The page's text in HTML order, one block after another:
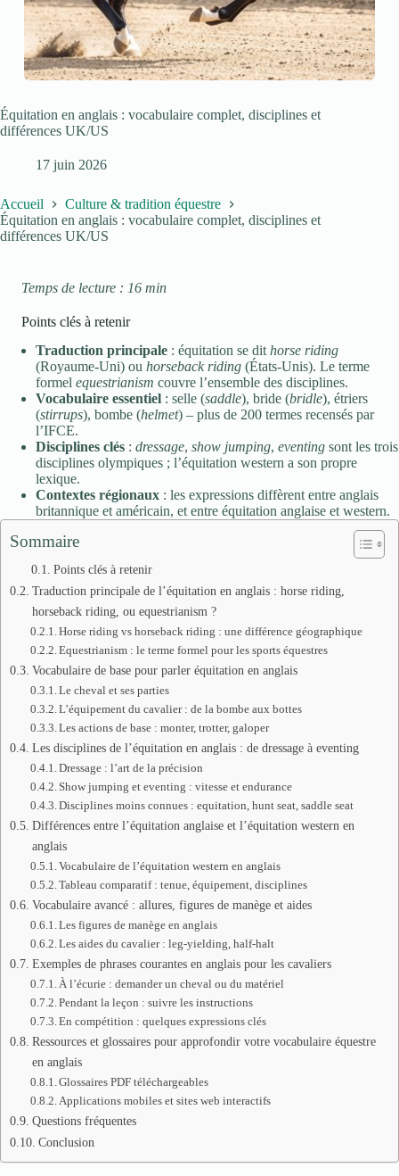
Équitation en anglais : vocabulaire complet, disciplines et
différences UK/US
17 juin 2026
Accueil
Culture & tradition équestre
Équitation en anglais : vocabulaire complet, disciplines et
différences UK/US
Temps de lecture : 16 min
Points clés à retenir
Traduction principale : équitation se dit horse riding
(Royaume-Uni) ou horseback riding (États-Unis). Le terme
formel equestrianism couvre l’ensemble des disciplines.
Vocabulaire essentiel : selle (saddle), bride (bridle), étriers
(stirrups), bombe (helmet) – plus de 200 termes recensés par
l’IFCE.
Disciplines clés : dressage, show jumping, eventing sont les trois
disciplines olympiques ; l’équitation western a son propre
lexique.
Contextes régionaux : les expressions diffèrent entre anglais
britannique et américain, et entre équitation anglaise et western.
Sommaire
Points clés à retenir
Traduction principale de l’équitation en anglais : horse riding,
horseback riding, ou equestrianism ?
Horse riding vs horseback riding : une différence géographique
Equestrianism : le terme formel pour les sports équestres
Vocabulaire de base pour parler équitation en anglais
Le cheval et ses parties
L’équipement du cavalier : de la bombe aux bottes
Les actions de base : monter, trotter, galoper
Les disciplines de l’équitation en anglais : de dressage à eventing
Dressage : l’art de la précision
Show jumping et eventing : vitesse et endurance
Disciplines moins connues : equitation, hunt seat, saddle seat
Différences entre l’équitation anglaise et l’équitation western en
anglais
Vocabulaire de l’équitation western en anglais
Tableau comparatif : tenue, équipement, disciplines
Vocabulaire avancé : allures, figures de manège et aides
Les figures de manège en anglais
Les aides du cavalier : leg-yielding, half-halt
Exemples de phrases courantes en anglais pour les cavaliers
À l’écurie : demander un cheval ou du matériel
Pendant la leçon : suivre les instructions
En compétition : quelques expressions clés
Ressources et glossaires pour approfondir votre vocabulaire équestre
en anglais
Glossaires PDF téléchargeables
Applications mobiles et sites web interactifs
Questions fréquentes
Conclusion